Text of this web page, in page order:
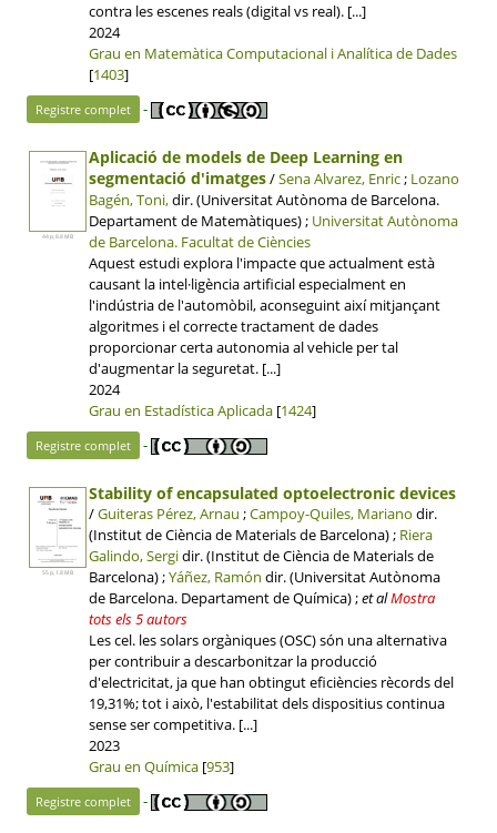
contra les escenes reals (digital vs real). [...]
2024
Grau en Matemàtica Computacional i Analítica de Dades
[1403]
Registre complet -
44 p, 8.8 MB
Aplicació de models de Deep Learning en
segmentació d'imatges/Sena Alvarez, Enric; Lozano
Bagén, Toni,dir. (Universitat Autònoma de Barcelona.
Departament de Matemàtiques) ; Universitat Autònoma
de Barcelona. Facultat de Ciències
Aquest estudi explora l'impacte que actualment està
causant la intel·ligència artificial especialment en
l'indústria de l'automòbil, aconseguint així mitjançant
algoritmes i el correcte tractament de dades
proporcionar certa autonomia al vehicle per tal
d'augmentar la seguretat. [...]
2024
Grau en Estadística Aplicada [1424]
Registre complet -
55 p, 1.8 MB
Stability of encapsulated optoelectronic devices
/Guiteras Pérez, Arnau ;Campoy-Quiles, Mariano dir.
(Institut de Ciència de Materials de Barcelona) ; Riera
Galindo, Sergidir. (Institut de Ciència de Materials de
Barcelona) ;Yáñez, Ramón dir. (Universitat Autònoma
de Barcelona. Departament de Química);et alMostra
tots els 5 autors
Les cel. les solars orgàniques (OSC) són una alternativa
per contribuir a descarbonitzar la producció
d'electricitat, ja que han obtingut eficiències rècords del
19,31%; tot i això, l'estabilitat dels dispositius continua
sense ser competitiva. [...]
2023
Grau en Química [953]
Registre complet -